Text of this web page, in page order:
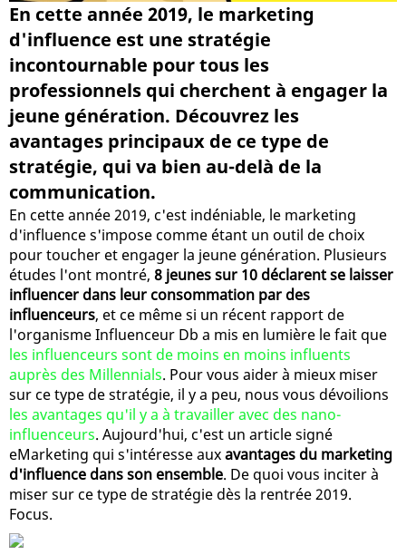
En cette année 2019, le marketing
d'influence est une stratégie
incontournable pour tous les
professionnels qui cherchent à engager la
jeune génération. Découvrez les
avantages principaux de ce type de
stratégie, qui va bien au-delà de la
communication.
En cette année 2019, c'est indéniable, le marketing
d'influence s'impose comme étant un outil de choix
pour toucher et engager la jeune génération. Plusieurs
études l'ont montré, 8 jeunes sur 10 déclarent se laisser
influencer dans leur consommation par des
influenceurs, et ce même si un récent rapport de
l'organisme Influenceur Db a mis en lumière le fait que
les influenceurs sont de moins en moins influents
auprès des Millennials. Pour vous aider à mieux miser
sur ce type de stratégie, il y a peu, nous vous dévoilions
les avantages qu'il y a à travailler avec des nano-
influenceurs. Aujourd'hui, c'est un article signé
eMarketing qui s'intéresse auxavantages du marketing
d'influence dans son ensemble. De quoi vous inciter à
miser sur ce type de stratégie dès la rentrée 2019.
Focus.